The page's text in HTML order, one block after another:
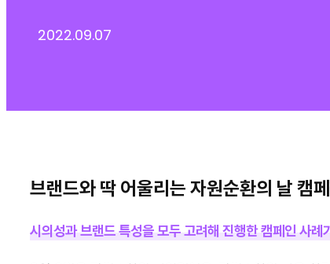
2022.09.07
브랜드와 딱 어울리는 자원순환의 날 캠
시의성과 브랜드 특성을 모두 고려해 진행한 캠페인 사